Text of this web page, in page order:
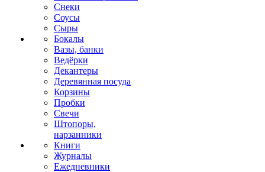
Снеки
Соусы
Сыры
Бокалы
Вазы, банки
Ведёрки
Декантеры
Деревянная посуда
Корзины
Пробки
Свечи
Штопоры,
нарзанники
Книги
Журналы
Ежедневники